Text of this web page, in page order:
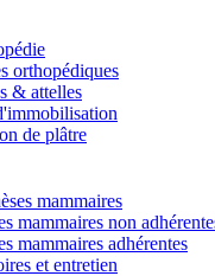
orthopédiques
& attelles
de plâtre
mammaires
mammaires non
mammaires adhérentes
et entretien